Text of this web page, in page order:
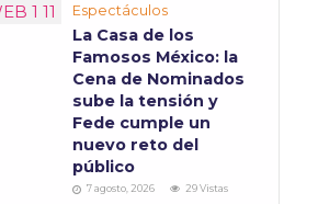
Espectáculos
La Casa de los
Famosos México: la
Cena de Nominados
sube la tensión y
Fede cumple un
nuevo reto del
público
7 agosto, 2026
29 Vistas